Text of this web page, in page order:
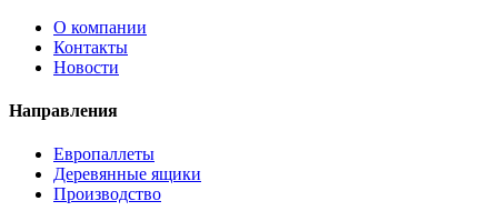
О компании
Контакты
Новости
Направления
Европаллеты
Деревянные ящики
Производство